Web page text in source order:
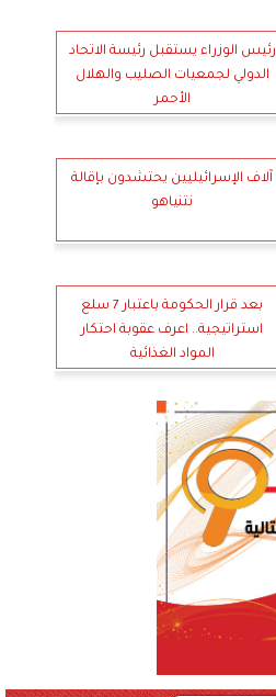
رئيس الوزراء يستقبل رئيسة الاتحاد
الدولي لجمعيات الصليب والهلال
الأحمر
آلاف الإسرائيليين يحتشدون بإقالة
نتنياهو
بعد قرار الحكومة باعتبار 7 سلع
استراتيجية.. اعرف عقوبة احتكار
المواد الغذائية